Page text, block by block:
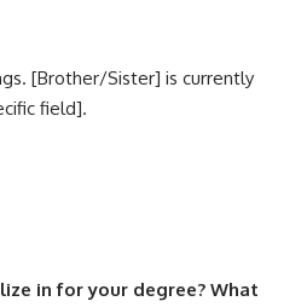
[Brother/Sister] is currently
field].
in for your degree? What